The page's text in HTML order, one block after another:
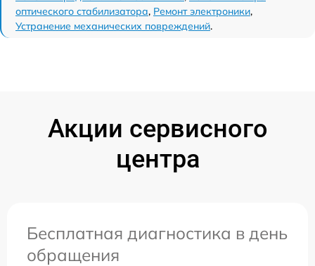
оптического стабилизатора, Ремонт электроники,
Устранение механических повреждений.
Акции сервисного
центра
Бесплатная диагностика в день
обращения